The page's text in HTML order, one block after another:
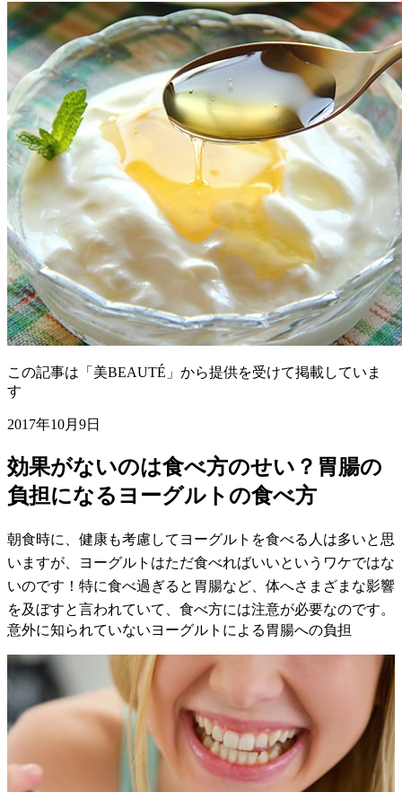
この記事は「美BEAUTÉ」から提供を受けて掲載していま
す
2017年10月9日
効果がないのは食べ方のせい？胃腸の
負担になるヨーグルトの食べ方
朝食時に、健康も考慮してヨーグルトを食べる人は多いと思
いますが、ヨーグルトはただ食べればいいというワケではな
いのです！特に食べ過ぎると胃腸など、体へさまざまな影響
を及ぼすと言われていて、食べ方には注意が必要なのです。
意外に知られていないヨーグルトによる胃腸への負担